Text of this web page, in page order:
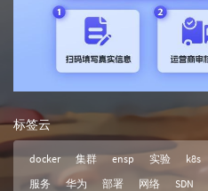
标签云
docker 集群 ensp 实验 k8s
服务
华为 部署 网络 SDN